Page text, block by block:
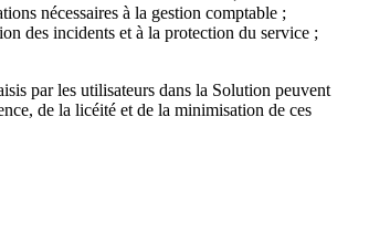
nécessaires à la gestion comptable ;
des incidents et à la protection du service ;
par les utilisateurs dans la Solution peuvent
de la licéité et de la minimisation de ces